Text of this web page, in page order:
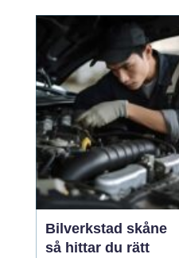
kalla vintrar, saltade
vägar och snabba
skiftningar i temperatur,
ställs bilen inför extra
hårda påfrestningar.
Därfö...
Bilverkstad skåne
så hittar du rätt